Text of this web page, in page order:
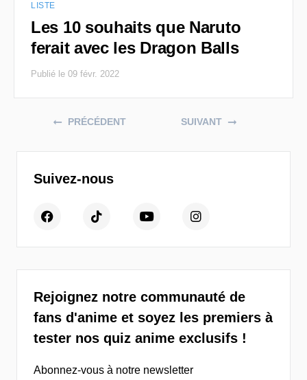
LISTE
Les 10 souhaits que Naruto
ferait avec les Dragon Balls
Publié le 09 févr. 2022
Posts navigation
PRÉCÉDENT SUIVANT
Suivez-nous
Rejoignez notre communauté de
fans d'anime et soyez les premiers à
tester nos quiz anime exclusifs !
Abonnez-vous à notre newsletter